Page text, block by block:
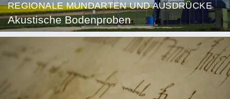
REGIONALE MUNDARTEN UND AUSDRÜCKE
Akustische Bodenproben